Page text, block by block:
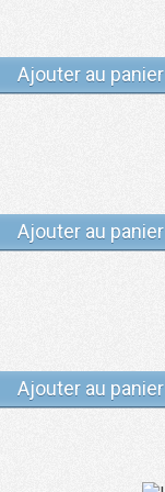
Ajouter au panier
Ajouter au panier
Ajouter au panier